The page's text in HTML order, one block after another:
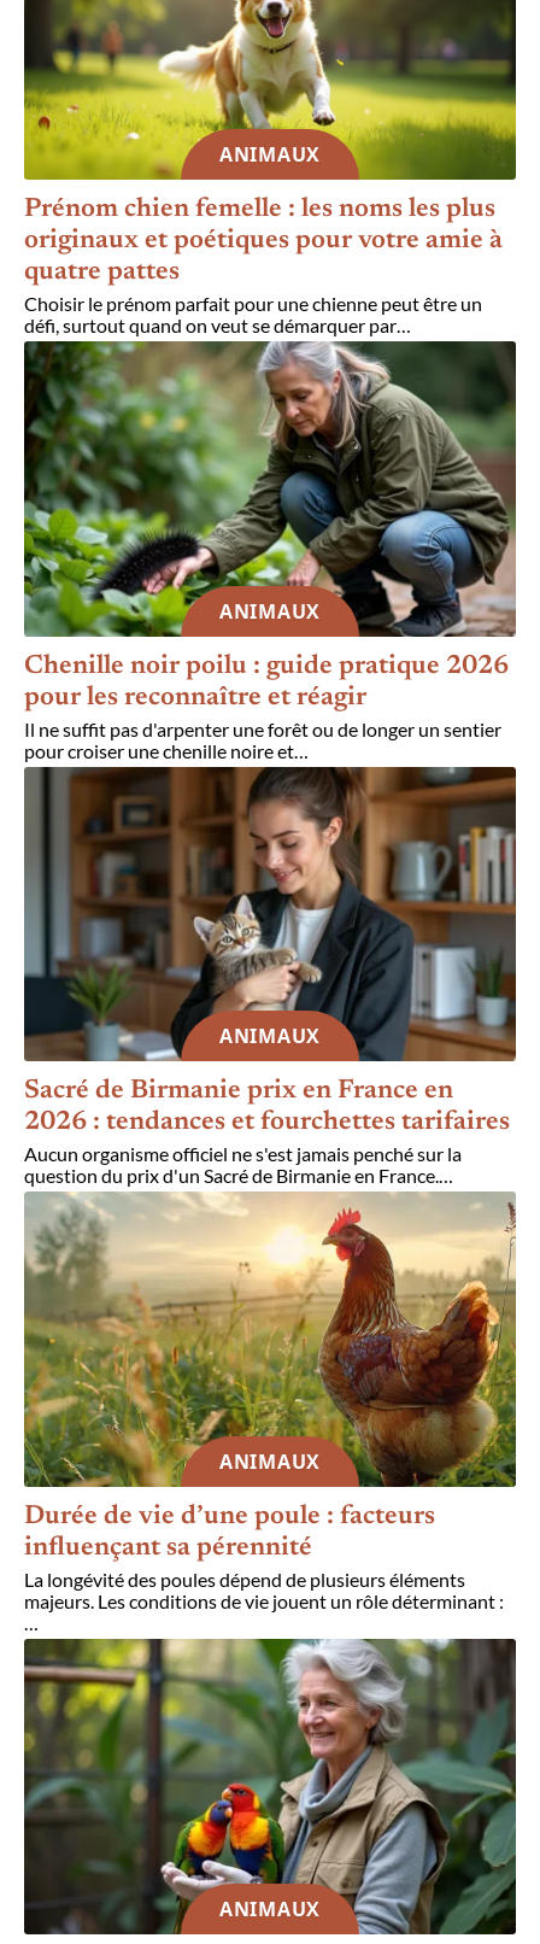
ANIMAUX
Prénom chien femelle : les noms les plus
originaux et poétiques pour votre amie à
quatre pattes
Choisir le prénom parfait pour une chienne peut être un
défi, surtout quand on veut se démarquer par…
ANIMAUX
Chenille noir poilu : guide pratique 2026
pour les reconnaître et réagir
Il ne suffit pas d'arpenter une forêt ou de longer un sentier
pour croiser une chenille noire et
ANIMAUX
Sacré de Birmanie prix en France en
2026 : tendances et fourchettes tarifaires
Aucun organisme officiel ne s'est jamais penché sur la
question du prix d'un Sacré de Birmanie en France.…
ANIMAUX
Durée de vie d’une poule : facteurs
influençant sa pérennité
La longévité des poules dépend de plusieurs éléments
majeurs. Les conditions de vie jouent un rôle déterminant :
…
ANIMAUX